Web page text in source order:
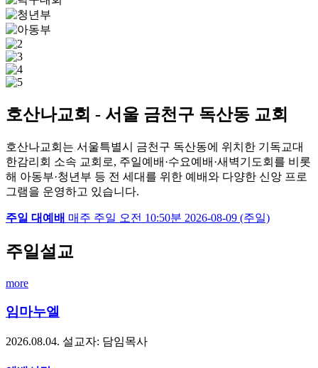
호산나교회 - 서울 금천구 독산동 교회
호산나교회는 서울특별시 금천구 독산동에 위치한 기독교대
한감리회 소속 교회로, 주일예배·수요예배·새벽기도회를 비롯
해 아동부·청년부 등 전 세대를 위한 예배와 다양한 신앙 프로
그램을 운영하고 있습니다.
주일 대예배 매주 주일 오전 10:50분 2026-08-09 (주일)
주일설교
more
임마누엘
2026.08.04. 설교자: 담임목사